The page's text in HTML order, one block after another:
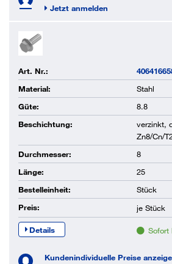
Jetzt anmelden
Art. Nr.:
Material:
Stahl
Güte:
8.8
Beschichtung:
verzinkt,
Zn8/Cn/
Durchmesser:
8
Länge:
25
Bestelleinheit:
Stück
Preis:
je Stück
Details Sofort
Kundenindividuelle Preise